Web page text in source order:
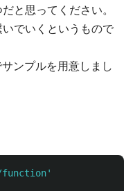
と思ってください。
でいくというもので
ンプルを用意しまし
'